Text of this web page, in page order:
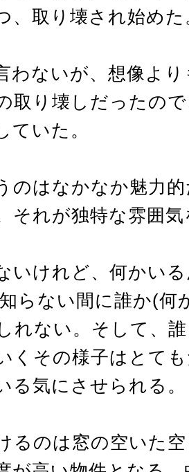
、取り壊され始めた
わないが、想像よ
取り壊しだったの
ていた。
のはなかなか魅力
それが独特な雰囲
いけれど、何かい
らない間に誰か(何
れない。そして、
くその様子はとて
る気にさせられる。
るのは窓の空いた